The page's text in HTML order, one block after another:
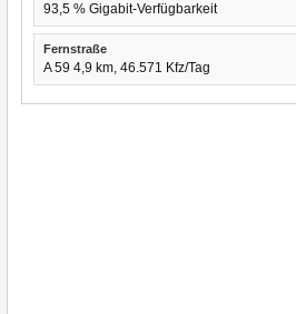
93,5 % Gigabit-Verfügbarkeit
Fernstraße
A 59 4,9 km, 46.571 Kfz/Tag